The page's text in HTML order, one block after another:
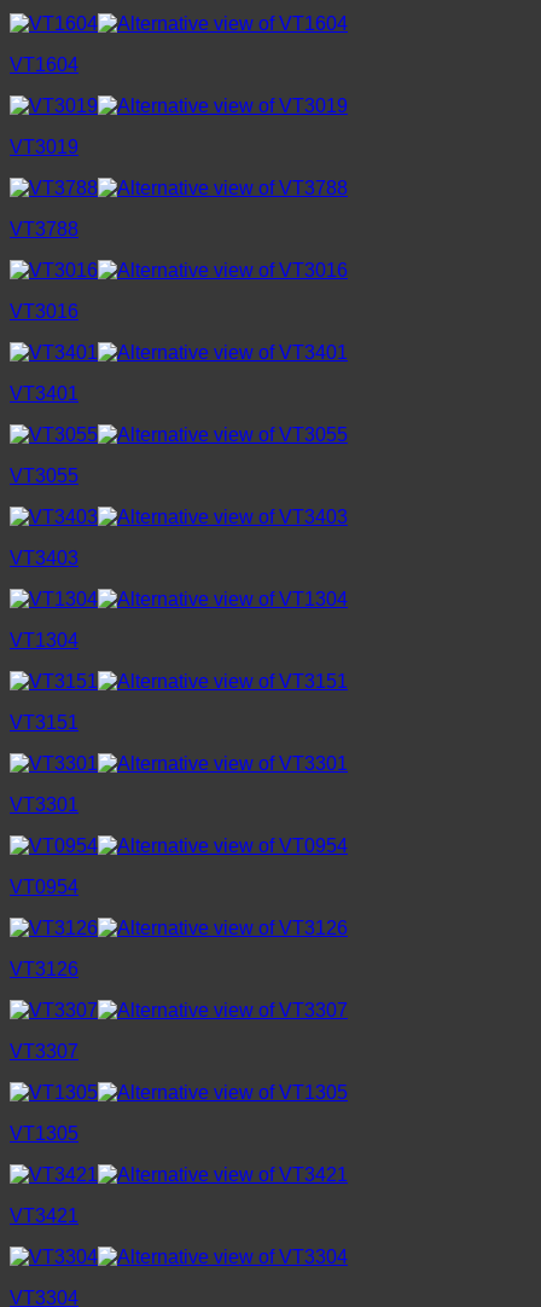
VT1604
VT3019
VT3788
VT3016
VT3401
VT3055
VT3403
VT1304
VT3151
VT3301
VT0954
VT3126
VT3307
VT1305
VT3421
VT3304